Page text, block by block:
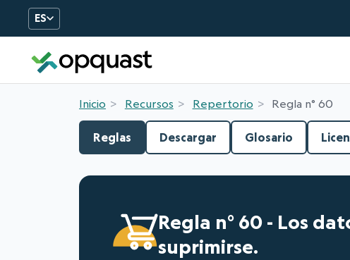
ES
Inicio Recursos Repertorio Regla n° 60
Reglas Descargar Glosario
Regla n° 60 - Los
suprimirse.